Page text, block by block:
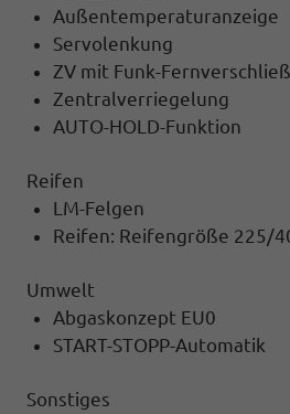
Außentemperaturanzeige
Servolenkung
ZV mit Funk-
Zentralverriegelung
AUTO-HOLD-Funktion
Reifen
LM-Felgen
Reifen: Reifengröße 225/
Umwelt
Abgaskonzept EU0
START-STOPP-Automatik
Sonstiges